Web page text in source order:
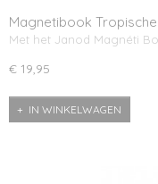
Magnetibook
Met het Janod Magnéti
€ 19,95
IN WINKELWAGEN